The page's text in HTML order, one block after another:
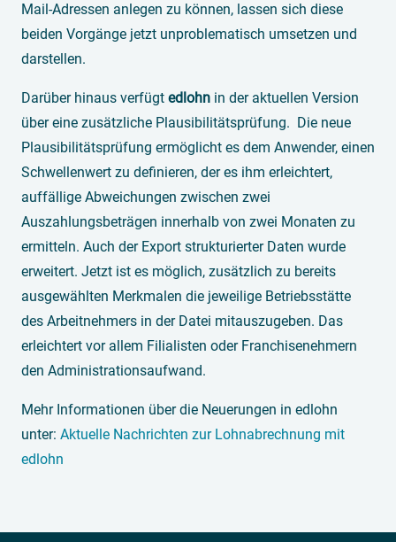
Mail-Adressen anlegen zu können, lassen sich diese
beiden Vorgänge jetzt unproblematisch umsetzen und
darstellen.
Darüber hinaus verfügt edlohn in der aktuellen Version
über eine zusätzliche Plausibilitätsprüfung. Die neue
Plausibilitätsprüfung ermöglicht es dem Anwender, einen
Schwellenwert zu definieren, der es ihm erleichtert,
auffällige Abweichungen zwischen zwei
Auszahlungsbeträgen innerhalb von zwei Monaten zu
ermitteln. Auch der Export strukturierter Daten wurde
erweitert. Jetzt ist es möglich, zusätzlich zu bereits
ausgewählten Merkmalen die jeweilige Betriebsstätte
des Arbeitnehmers in der Datei mitauszugeben. Das
erleichtert vor allem Filialisten oder Franchisenehmern
den Administrationsaufwand.
Mehr Informationen über die Neuerungen in edlohn
unter: Aktuelle Nachrichten zur Lohnabrechnung mit
edlohn